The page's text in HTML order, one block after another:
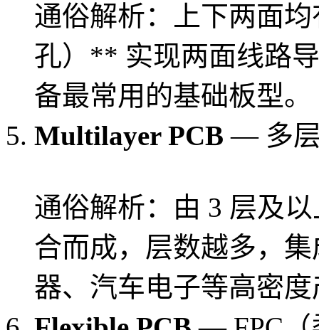
通俗解析：上下两面
孔）** 实现两面线路
备最常用的基础板型。
Multilayer PCB — 多
通俗解析：由 3 层及
合而成，层数越多，
器、汽车电子等高密